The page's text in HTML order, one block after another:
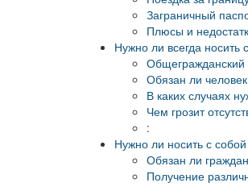
Заграничный
Плюсы и
Нужно ли всегда носить
Общегражданский
Обязан ли
В каких случаях
Чем грозит
:
Нужно ли носить с
Обязан ли
Получение